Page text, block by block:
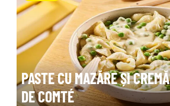
PASTE CU MAZĂRE ȘI CREMĂ
DE COMTÉ